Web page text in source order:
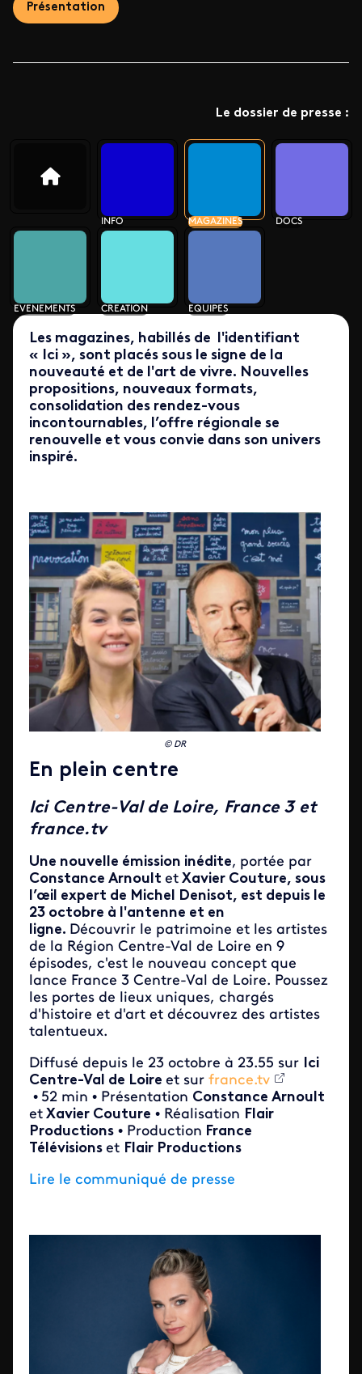
Présentation
Le dossier de presse :
INFO MAGAZINES DOCS
EVENEMENTS CREATION EQUIPES
Les magazines, habillés de l'identifiant
« Ici », sont placés sous le signe de la
nouveauté et de l'art de vivre. Nouvelles
propositions, nouveaux formats,
consolidation des rendez-vous
incontournables, l’offre régionale se
renouvelle et vous convie dans son univers
inspiré.
© DR
En plein centre
Ici Centre-Val de Loire, France 3 et
france.tv
Une nouvelle émission inédite, portée par
Constance Arnoult et Xavier Couture, sous
l’œil expert de Michel Denisot, est depuis le
23 octobre à l'antenne et en
ligne. Découvrir le patrimoine et les artistes
de la Région Centre-Val de Loire en 9
épisodes, c'est le nouveau concept que
lance France 3 Centre-Val de Loire. Poussez
les portes de lieux uniques, chargés
d'histoire et d'art et découvrez des artistes
talentueux.
Diffusé depuis le 23 octobre à 23.55 sur Ici
Centre-Val de Loire et sur france.tv
• 52 min • Présentation Constance Arnoult
et Xavier Couture • Réalisation Flair
Productions • Production France
Télévisions et Flair Productions
Lire le communiqué de presse